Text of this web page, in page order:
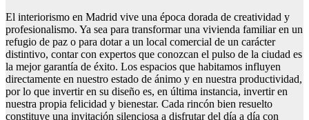
El interiorismo en Madrid vive una época dorada de creatividad y
profesionalismo. Ya sea para transformar una vivienda familiar en un
refugio de paz o para dotar a un local comercial de un carácter
distintivo, contar con expertos que conozcan el pulso de la ciudad es
la mejor garantía de éxito. Los espacios que habitamos influyen
directamente en nuestro estado de ánimo y en nuestra productividad,
por lo que invertir en su diseño es, en última instancia, invertir en
nuestra propia felicidad y bienestar. Cada rincón bien resuelto
constituye una invitación silenciosa a disfrutar del día a día con